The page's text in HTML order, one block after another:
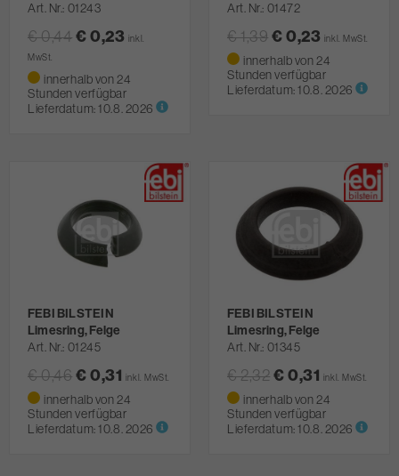
Art. Nr. 01243
€ 0,44 € 0,23 inkl.
MwSt.
innerhalb von 24
Stunden verfügbar
Lieferdatum: 10.8. 2026
Art. Nr. 01472
€ 1,39 € 0,23 inkl. MwSt.
innerhalb von 24
Stunden verfügbar
Lieferdatum: 10.8. 2026
FEBI BILSTEIN
Limesring, Felge
Art. Nr. 01245
€ 0,46 € 0,31 inkl. MwSt.
innerhalb von 24
Stunden verfügbar
Lieferdatum: 10.8. 2026
FEBI BILSTEIN
Limesring, Felge
Art. Nr. 01345
€ 2,32 € 0,31 inkl. MwSt.
innerhalb von 24
Stunden verfügbar
Lieferdatum: 10.8. 2026